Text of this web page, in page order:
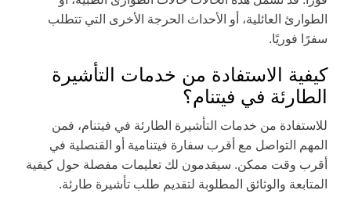
الطوارئ العائلية، أو الأحداث الحرجة الأخرى التي تتطلب
سفرًا فوريًا.
كيفية الاستفادة من خدمات التأشيرة
الطارئة في فيتنام؟
للاستفادة من خدمات التأشيرة الطارئة في فيتنام، فمن
المهم التواصل مع أقرب سفارة فيتنامية أو القنصلية في
أقرب وقت ممكن. سيقدمون لك تعليمات مفصلة حول كيفية
المتابعة والوثائق المطلوبة لتقديم طلب تأشيرة طارئة.